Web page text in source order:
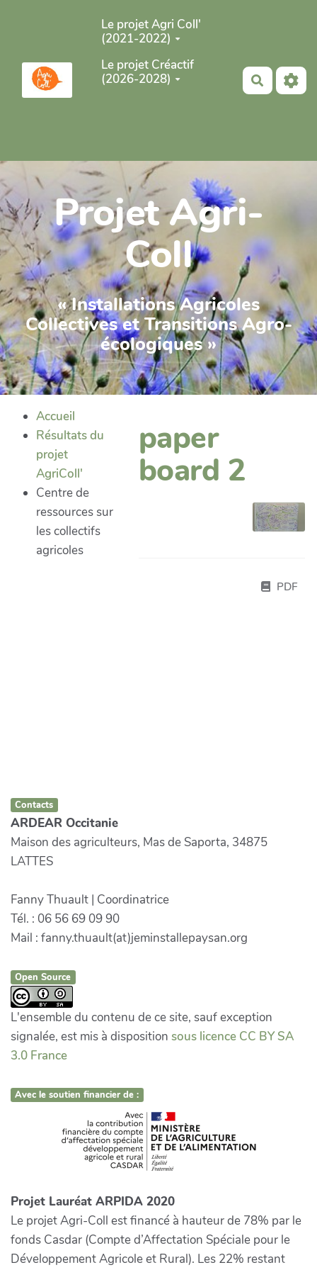
Aller au contenu principalLe projet Agri Coll'
(2021-2022)
Le projet Créactif
(2026-2028)
Projet Agri-
Coll
« Installations Agricoles
Collectives et Transitions Agro-
écologiques »
Accueil
Résultats du
projet
AgriColl'
Centre de
ressources sur
les collectifs
agricoles
paper
board 2
PDF
Contacts
ARDEAR Occitanie
Maison des agriculteurs, Mas de Saporta, 34875
LATTES
Fanny Thuault | Coordinatrice
Tél. : 06 56 69 09 90
Mail : fanny.thuault(at)jeminstallepaysan.org
Open Source
L'ensemble du contenu de ce site, sauf exception
signalée, est mis à disposition sous licence CC BY SA
3.0 France
Avec le soutien financier de :
Projet Lauréat ARPIDA 2020
Le projet Agri-Coll est financé à hauteur de 78% par le
fonds Casdar (Compte d’Affectation Spéciale pour le
Développement Agricole et Rural). Les 22% restant